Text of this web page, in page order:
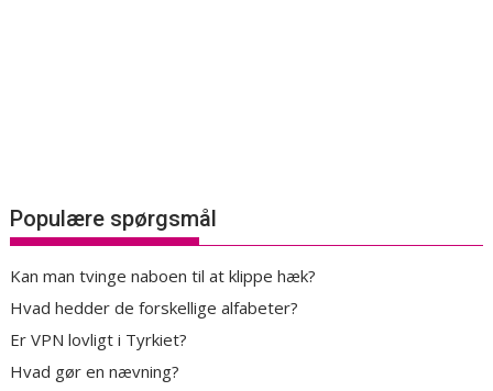
Populære spørgsmål
Kan man tvinge naboen til at klippe hæk?
Hvad hedder de forskellige alfabeter?
Er VPN lovligt i Tyrkiet?
Hvad gør en nævning?